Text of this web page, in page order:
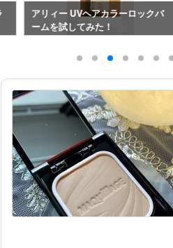
アリィー UVヘアカラーロックバ
ームを試してみた！